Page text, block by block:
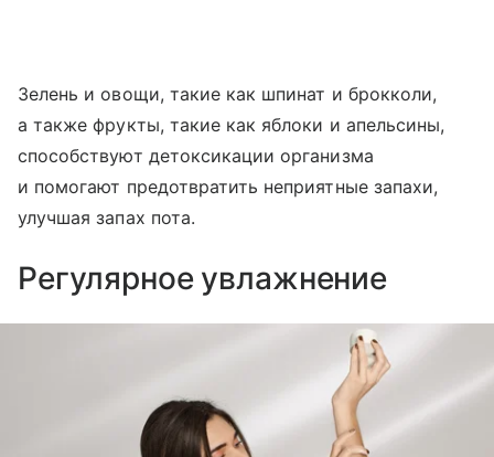
Зелень и овощи, такие как шпинат и брокколи,
а также фрукты, такие как яблоки и апельсины,
способствуют детоксикации организма
и помогают предотвратить неприятные запахи,
улучшая запах пота.
Регулярное увлажнение